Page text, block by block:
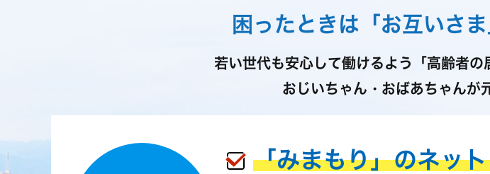
困ったときは「お互いさま
若い世代も安心して働けるよう「高齢者の
おじいちゃん・おばあちゃんが
「みまもり」のネッ